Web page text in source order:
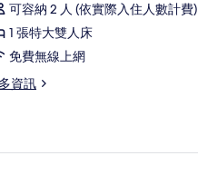
可容納 2 人 (依實際入住人數計費)
1 張特大雙人床
免費無線上網
資訊
無線上網